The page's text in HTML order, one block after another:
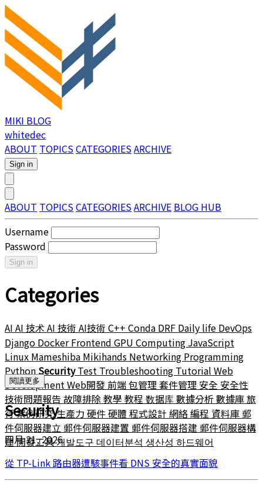
MIKI BLOG
whitedec
ABOUT TOPICSCATEGORIESARCHIVE
Sign in
ABOUT TOPICSCATEGORIESARCHIVE BLOG HUB
Username
Password
Sign in
Categories
AI AI 技术AI 技術 AI技術 C++ Conda DRF Daily life DevOps
Django DockerFrontend GPU Computing JavaScript
Linux Mameshiba Mikihands Networking Programming
PythonSecurityTest Troubleshooting Tutorial Web
DevelopmentWeb開發前端包管理套件管理 安全 安全性
技術問題報告 故障排除教學 教程 数据库數據分析數據庫旅
行案例研究生產力 硬件硬體 程式設計網絡編程 資料庫 郵
件伺服器建立 郵件伺服器建置 郵件伺服器搭建 郵件伺服器構
建開發工具개발도구 데이터분석 생산성 하드웨어
閱讀更多
Security
四月 21, 2026
從 TP-Link 路由器遭駭事件看 DNS 安全的真實面貌